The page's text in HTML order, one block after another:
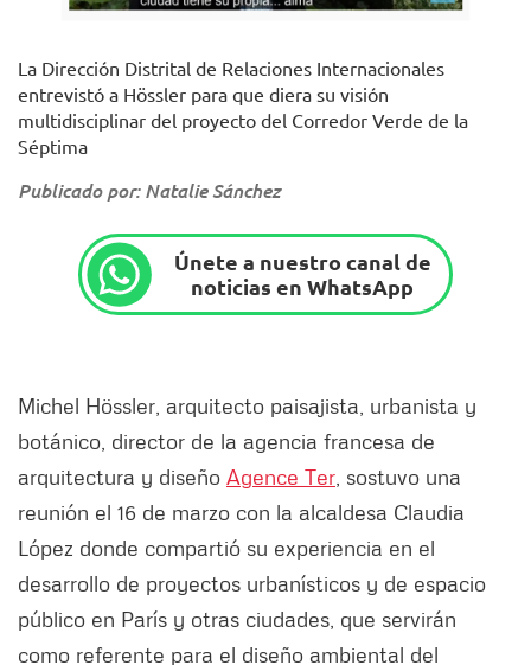
La Dirección Distrital de Relaciones Internacionales
entrevistó a Hössler para que diera su visión
multidisciplinar del proyecto del Corredor Verde de la
Séptima
Publicado por: Natalie Sánchez
Únete a nuestro canal de
noticias en WhatsApp
Michel Hössler, arquitecto paisajista, urbanista y
botánico, director de la agencia francesa de
arquitectura y diseño Agence Ter , sostuvo una
reunión el 16 de marzo con la alcaldesa Claudia
López donde compartió su experiencia en el
desarrollo de proyectos urbanísticos y de espacio
público en París y otras ciudades, que servirán
como referente para el diseño ambiental del